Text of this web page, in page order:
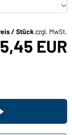
/ Stückzzgl. MwSt.
EUR